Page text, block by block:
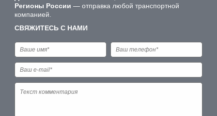
Регионы России — отправка любой транспортной
компанией.
СВЯЖИТЕСЬ С НАМИ